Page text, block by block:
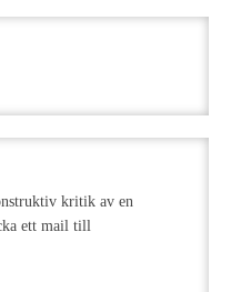
kritik av en
ett mail till